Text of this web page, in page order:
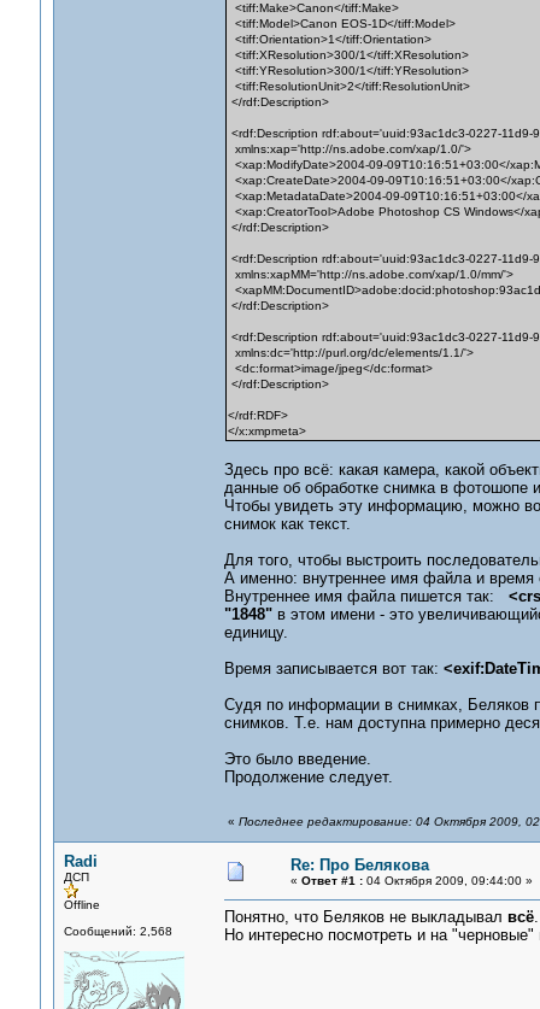
<tiff:Make>Canon</tiff:Make>
<tiff:Model>Canon EOS-1D</tiff:Model>
<tiff:Orientation>1</tiff:Orientation>
<tiff:XResolution>300/1</tiff:XResolution>
<tiff:YResolution>300/1</tiff:YResolution>
<tiff:ResolutionUnit>2</tiff:ResolutionUnit>
</rdf:Description>
<rdf:Description rdf:about='uuid:93ac1dc3-0227-11d9-
xmlns:xap='http://ns.adobe.com/xap/1.0/'>
<xap:ModifyDate>2004-09-09T10:16:51+03:00</
<xap:CreateDate>2004-09-09T10:16:51+03:00</
<xap:MetadataDate>2004-09-09T10:16:51+03:00</
<xap:CreatorTool>Adobe Photoshop CS Windows</
</rdf:Description>
<rdf:Description rdf:about='uuid:93ac1dc3-0227-11d9-
xmlns:xapMM='http://ns.adobe.com/xap/1.0/mm/'>
</rdf:Description>
<rdf:Description rdf:about='uuid:93ac1dc3-0227-11d9-
xmlns:dc='http://purl.org/dc/elements/1.1/'>
<dc:format>image/jpeg</dc:format>
</rdf:Description>
</rdf:RDF>
</x:xmpmeta>
Здесь про всё: какая камера, какой
данные об обработке снимка в фотошопе
Чтобы увидеть эту информацию, можно
снимок как текст.
Для того, чтобы выстроить
А именно: внутреннее имя файла и время
Внутреннее имя файла пишется так:
"1848"в этом имени - это
единицу.
Время записывается вот так:
Судя по информации в снимках, Беляков
снимков. Т.е. нам доступна примерно
Это было введение.
Продолжение следует.
« Последнее редактирование: 04 Октября 2009,
Radi
ДСП
Offline
Сообщений: 2,568
Re: Про Белякова
« Ответ #1 :04 Октября 2009, 09:44:00 »
Понятно, что Беляков не выкладывал всё.
Но интересно посмотреть и на